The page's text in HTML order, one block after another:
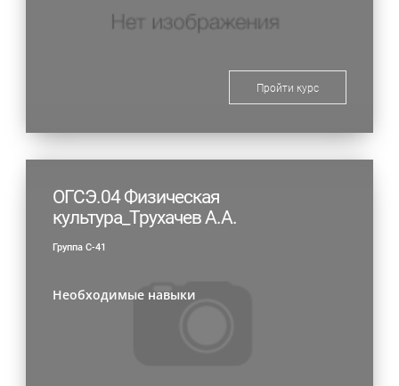
Пройти курс
ОГСЭ.04 Физическая
культура_Трухачев А.А.
Группа С-41
Необходимые навыки